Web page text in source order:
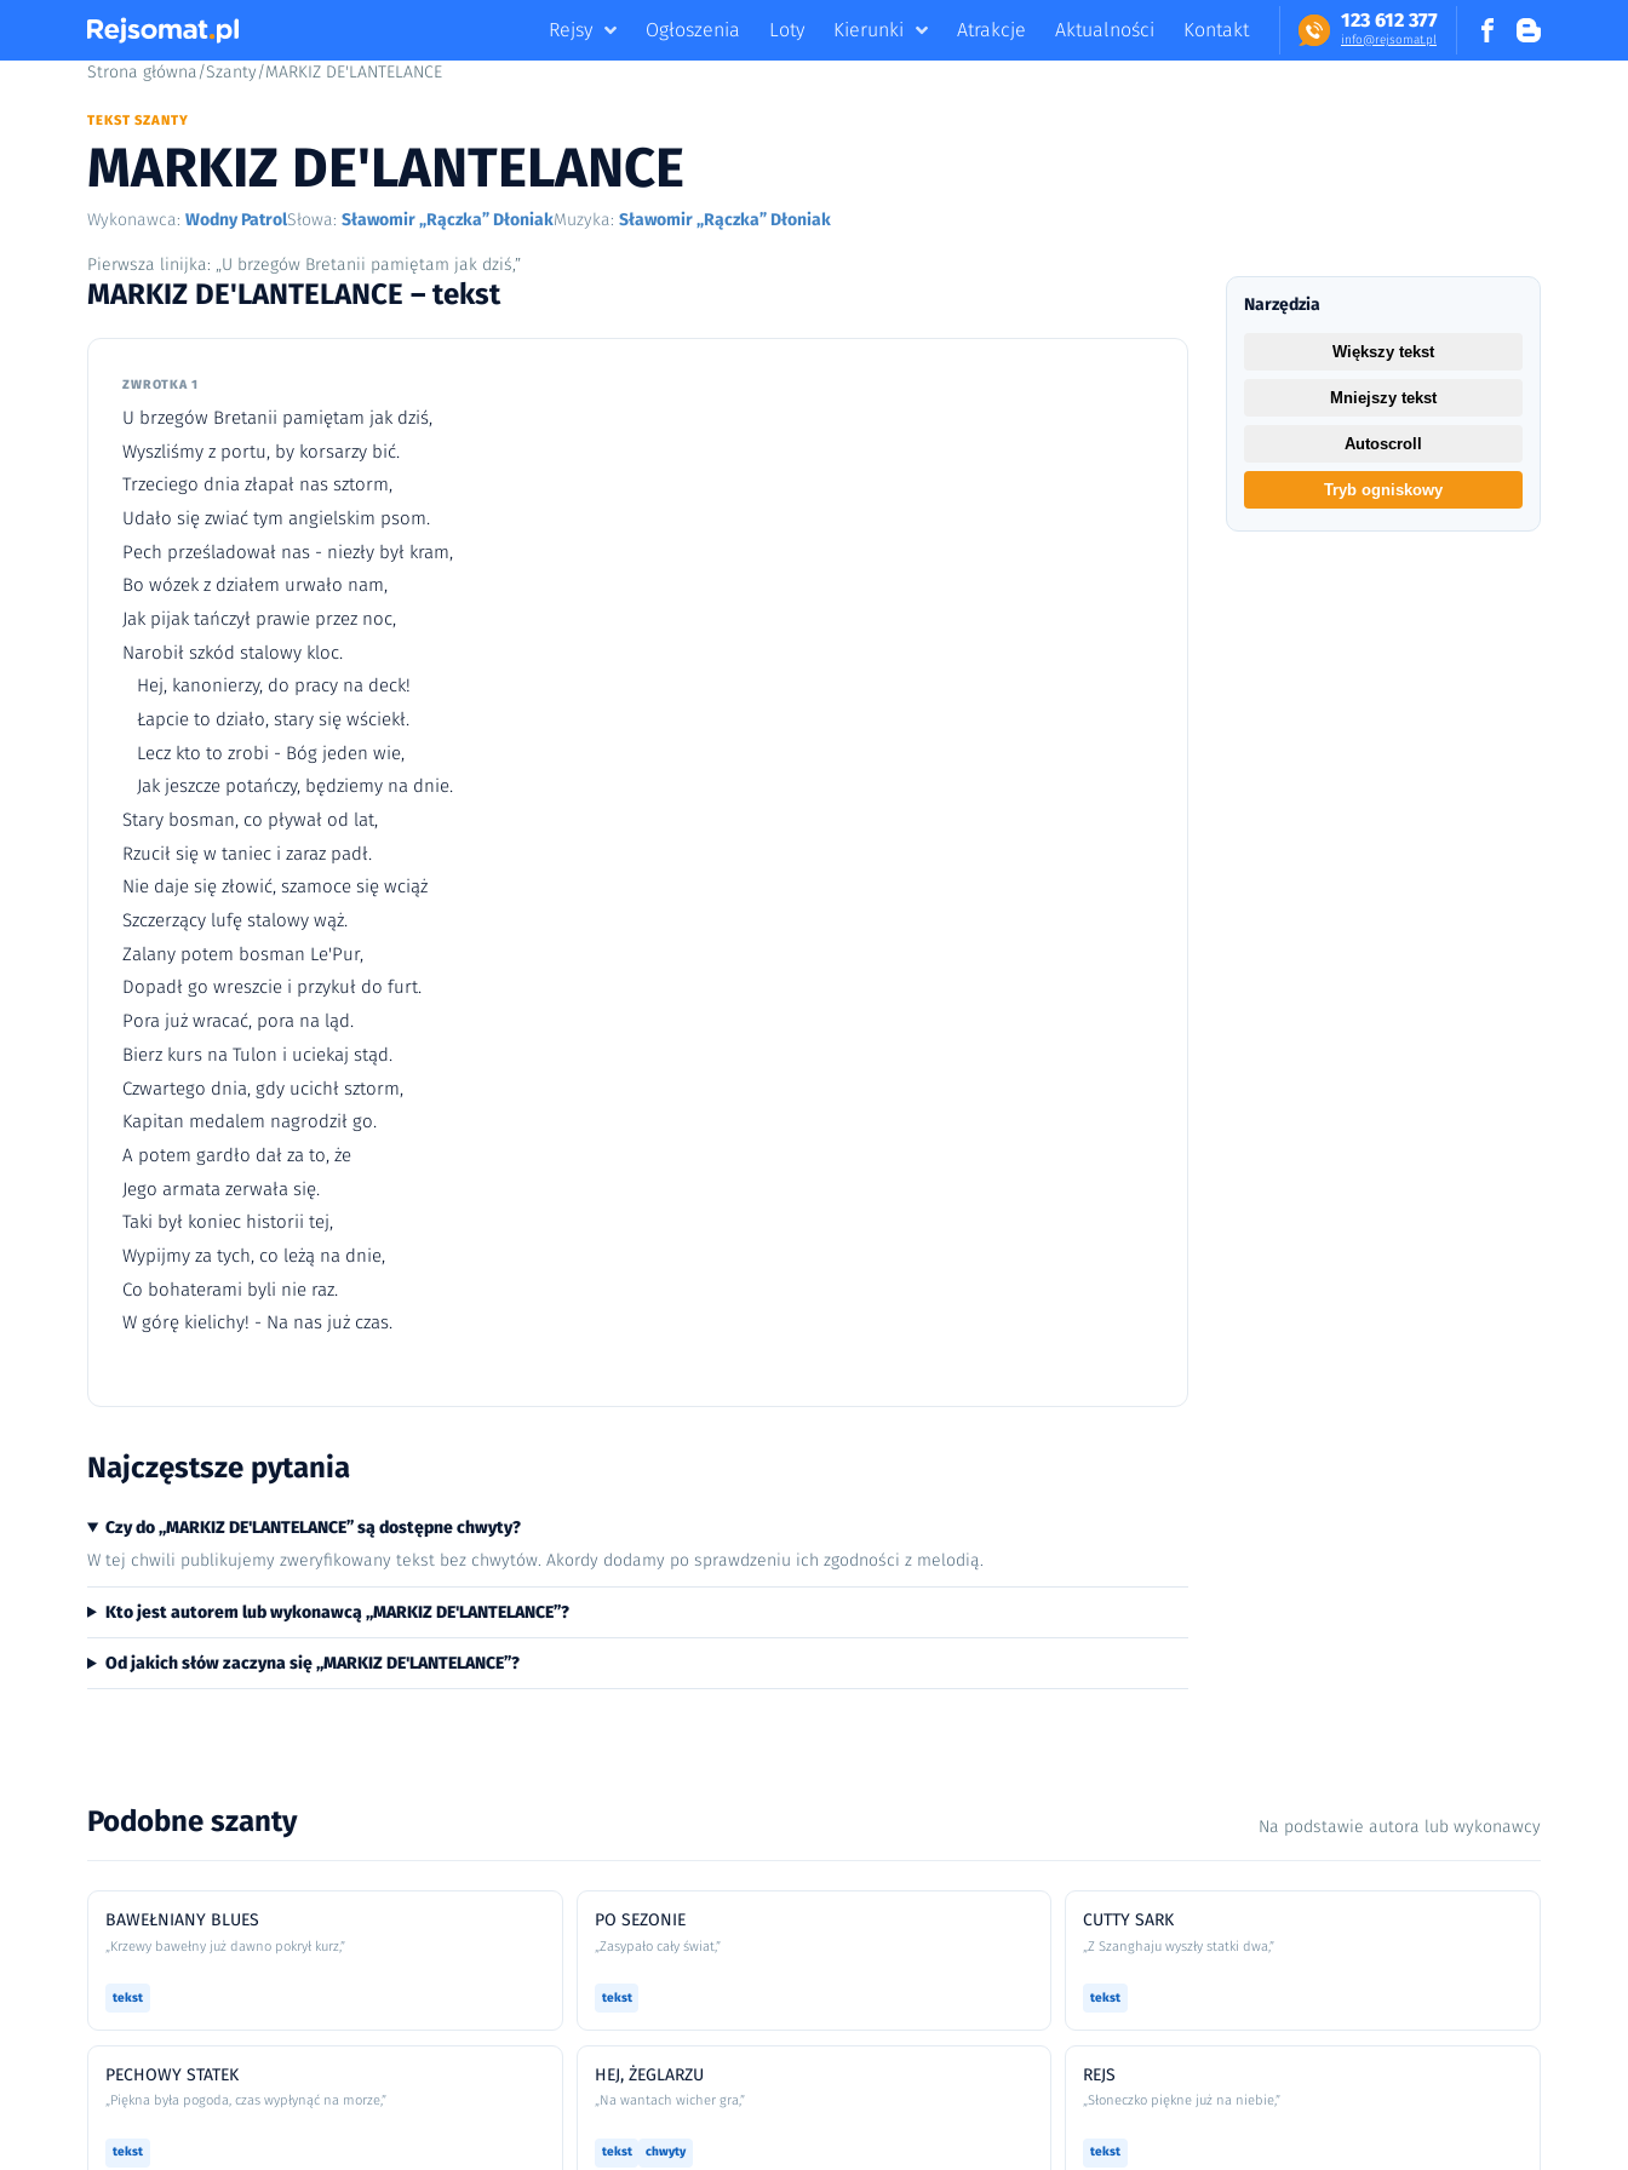
123 612 377
in​fo​@​​rej​somat​.​pl
Rejsy Ogłoszenia Loty Kierunki Atrakcje Aktualności Kontakt
Strona główna/Szanty/MARKIZ DE'LANTELANCE
TEKST SZANTY
MARKIZ DE'LANTELANCE
Wykonawca: Wodny PatrolSłowa: Sławomir „Rączka” DłoniakMuzyka: Sławomir „Rączka” Dłoniak
Pierwsza linijka: „U brzegów Bretanii pamiętam jak dziś,”
MARKIZ DE'LANTELANCE – tekst
ZWROTKA 1
U brzegów Bretanii pamiętam jak dziś,
Wyszliśmy z portu, by korsarzy bić.
Trzeciego dnia złapał nas sztorm,
Udało się zwiać tym angielskim psom.
Pech prześladował nas - niezły był kram,
Bo wózek z działem urwało nam,
Jak pijak tańczył prawie przez noc,
Narobił szkód stalowy kloc.
Hej, kanonierzy, do pracy na deck!
Łapcie to działo, stary się wściekł.
Lecz kto to zrobi - Bóg jeden wie,
Jak jeszcze potańczy, będziemy na dnie.
Stary bosman, co pływał od lat,
Rzucił się w taniec i zaraz padł.
Nie daje się złowić, szamoce się wciąż
Szczerzący lufę stalowy wąż.
Zalany potem bosman Le'Pur,
Dopadł go wreszcie i przykuł do furt.
Pora już wracać, pora na ląd.
Bierz kurs na Tulon i uciekaj stąd.
Czwartego dnia, gdy ucichł sztorm,
Kapitan medalem nagrodził go.
A potem gardło dał za to, że
Jego armata zerwała się.
Taki był koniec historii tej,
Wypijmy za tych, co leżą na dnie,
Co bohaterami byli nie raz.
W górę kielichy! - Na nas już czas.
Najczęstsze pytania
Czy do „MARKIZ DE'LANTELANCE” są dostępne chwyty?
W tej chwili publikujemy zweryfikowany tekst bez chwytów. Akordy dodamy po sprawdzeniu ich zgodności z melodią.
Kto jest autorem lub wykonawcą „MARKIZ DE'LANTELANCE”?
Od jakich słów zaczyna się „MARKIZ DE'LANTELANCE”?
Narzędzia
Większy tekst
Mniejszy tekst
Autoscroll
Tryb ogniskowy
Podobne szanty Na podstawie autora lub wykonawcy
BAWEŁNIANY BLUES
„Krzewy bawełny już dawno pokrył kurz,”
tekst
PO SEZONIE
„Zasypało cały świat,”
tekst
CUTTY SARK
„Z Szanghaju wyszły statki dwa,”
tekst
PECHOWY STATEK
„Piękna była pogoda, czas wypłynąć na morze,”
tekst
HEJ, ŻEGLARZU
„Na wantach wicher gra,”
tekst chwyty
REJS
„Słoneczko piękne już na niebie,”
tekst